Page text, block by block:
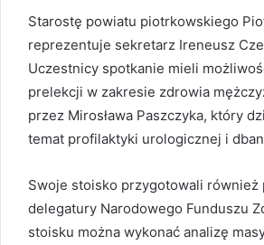
Starostę powiatu piotrkowskiego
reprezentuje sekretarz Ireneusz
Uczestnicy spotkanie mieli
prelekcji w zakresie zdrowia
przez Mirosława Paszczyka, który
temat profilaktyki urologicznej i
Swoje stoisko przygotowali również
delegatury Narodowego Funduszu
stoisku można wykonać analizę